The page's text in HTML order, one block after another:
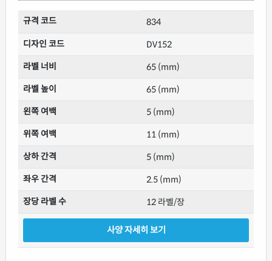
규격 코드
834
디자인 코드
DV152
라벨 너비
65 (mm)
라벨 높이
65 (mm)
왼쪽 여백
5 (mm)
위쪽 여백
11 (mm)
상하 간격
5 (mm)
좌우 간격
2.5 (mm)
장당 라벨 수
12 라벨/장
사양 자세히 보기